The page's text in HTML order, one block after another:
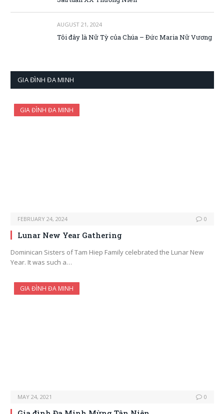
AUGUST 21, 2024
Tôi đây là Nữ Tỳ của Chúa – Đức Maria Nữ Vương
GIA ĐÌNH ĐA MINH
GIA ĐÌNH ĐA MINH
FEBRUARY 24, 2024 0
Lunar New Year Gathering
Dominican Sisters of Tam Hiep Family celebrated the Lunar New
Year. It was such a…
GIA ĐÌNH ĐA MINH
MAY 24, 2021 0